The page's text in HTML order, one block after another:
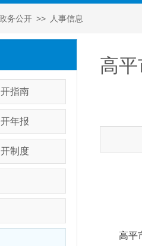
务公开 >> 人事信息
指南
年报
制度
高
高平市